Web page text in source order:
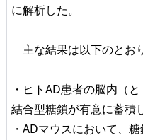
に解析した。
主な結果は以下のとおり
・ヒトAD患者の脳内（
結合型糖鎖が有意に蓄積
・ADマウスにおいて、